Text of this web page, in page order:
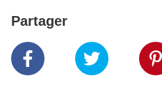
Partager